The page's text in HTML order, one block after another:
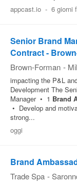
appcast.io - 6 giorni
Senior Brand
Contract -
Brown-Forman -
impacting the P&L
Development The
Manager • 1 Brand
• Develop and
strong...
oggi
Brand
Trade Spa -